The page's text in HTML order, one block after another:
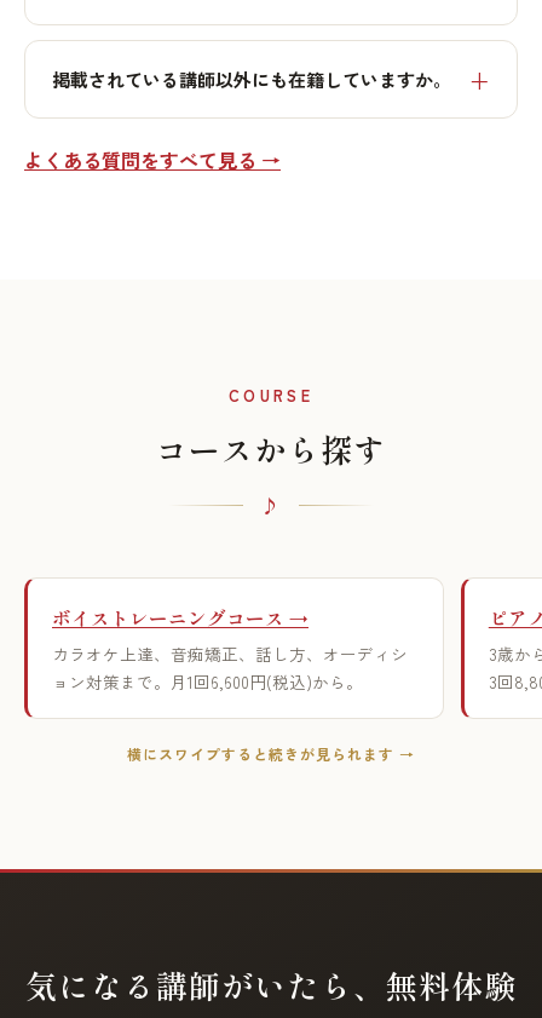
掲載されている講師以外にも在籍していますか。
よくある質問をすべて見る →
COURSE
コースから探す
ボイストレーニングコース →
カラオケ上達、音痴矯正、話し方、オーディシ
ョン対策まで。月1回6,600円(税込)から。
ピア
3歳か
3回
横にスワイプすると続きが見られます →
気になる講師がいたら、無料体験